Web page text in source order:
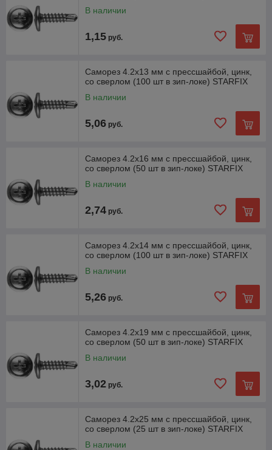
В наличии
1,15 руб.
Саморез 4.2х13 мм с прессшайбой, цинк,
со сверлом (100 шт в зип-локе) STARFIX
В наличии
5,06 руб.
Саморез 4.2х16 мм с прессшайбой, цинк,
со сверлом (50 шт в зип-локе) STARFIX
В наличии
2,74 руб.
Саморез 4.2х14 мм с прессшайбой, цинк,
со сверлом (100 шт в зип-локе) STARFIX
В наличии
5,26 руб.
Саморез 4.2х19 мм с прессшайбой, цинк,
со сверлом (50 шт в зип-локе) STARFIX
В наличии
3,02 руб.
Саморез 4.2х25 мм с прессшайбой, цинк,
со сверлом (25 шт в зип-локе) STARFIX
В наличии